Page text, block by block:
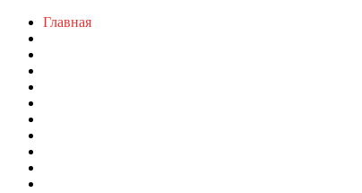
Главная